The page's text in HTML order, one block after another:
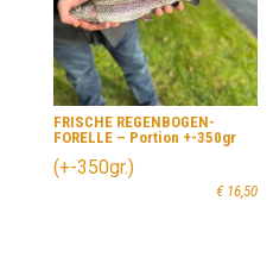
FRISCHE REGENBOGEN-
FORELLE – Portion +-350gr
(+-350gr.)
€16,50